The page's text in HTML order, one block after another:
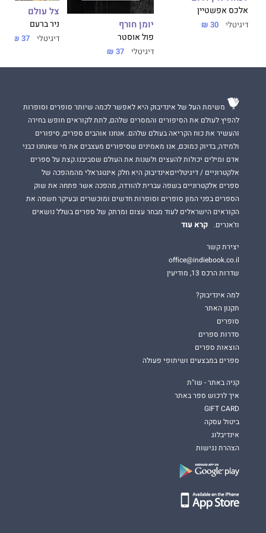
אלכס אפשטיין
דיגיטלי 30 ₪ יומן חורף
פול אוסטר
דיגיטלי 37 ₪
צל עולם
ניר ברעם
דיגיטלי 37 ₪
משימת העל של אינדיבוק היא לאפשר לכמה שיותר סופרים וסופרות
להפיץ לעולם את הסיפורים והמסרים שלהם, לתת לקוראים חופש בחירה
והעשיר את כוח הקריאה בעולם שלהם. אנחנו אוהבים ספרים, סיפורים
ולמידה, בדיוק כמוכם, אנו מאמינים שסיפורים מעצבים את מי שאנחנו כבני
אדם ומילים יכולות להעצים ולשנות את העולם שסביבנו.קצת על ספרים
אלקטרוניים / דיגיטלייםאינדיבוק היא חלק אינטגראלי מהמהפכה של
ספרים אלקטרוניים בשפה עברית להורדה, מהפכה אשר פתחה את שוק
הספרים בפני המון סופרים וסופרות חדשים ומוכשרים ובעיקר חשפה את
הקוראים הישראלים לעוד מבחר עצום ומרתק של ספרים בשלל נושאים
וז'אנרים.
קרא עוד
יצירת קשר
office@indiebook.co.il
שדרות הרכס 13, מודיעין
למה אינדיבוק?
תקנון האתר
סופרים
סדרות ספרים
הוצאות ספרים
ספרים במבצעים ושיתופי פעולה
קניה באתר - שו"ת
איך לרכוש ספר באתר
GIFT CARD
ביטול עסקה
אינדיבלוג
הצהרת נגישות